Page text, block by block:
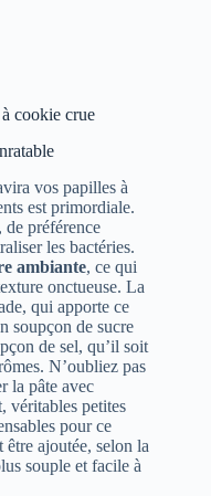
cookie crue
vos papilles à
est primordiale.
, de préférence
les bactéries.
ambiante, ce qui
onctueuse. La
qui apporte ce
soupçon de sucre
de sel, qu’il soit
N’oubliez pas
la pâte avec
véritables petites
pour ce
ajoutée, selon la
souple et facile à